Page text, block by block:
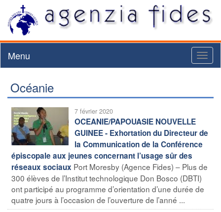
Menu
Océanie
7 février 2020
OCEANIE/PAPOUASIE NOUVELLE
GUINEE - Exhortation du Directeur de
la Communication de la Conférence
épiscopale aux jeunes concernant l’usage sûr des
réseaux sociaux Port Moresby (Agence Fides) – Plus de
300 élèves de l’Institut technologique Don Bosco (DBTI)
ont participé au programme d’orientation d’une durée de
quatre jours à l’occasion de l’ouverture de l’anné ...